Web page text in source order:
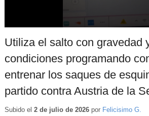
Utiliza el salto con gravedad
condiciones programando
entrenar los saques de
partido contra Austria de la
Subido el 2 de julio de 2026por Felicisimo G.